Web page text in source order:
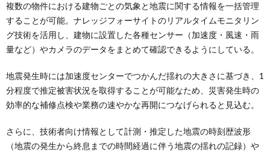
複数の物件における建物ごとの気象と地震に関する情報を一括管理
することが可能。ナレッジフォーサイトのリアルタイムモニタリン
グ技術を活用し、建物に設置した各種センサー（加速度・風速・雨
量など）やカメラのデータをまとめて確認できるようにしている。
地震発生時には加速度センターでつかんだ揺れの大きさに基づき、1
分程度で推定被害状況を取得することが可能なため、災害発生時の
効率的な補修点検や業務の速やかな再開につなげられると見込む。
さらに、技術者向け情報として計測・推定した地震の時刻歴波形
（地震の発生から終息までの時間経過に伴う地震の揺れの記録）や